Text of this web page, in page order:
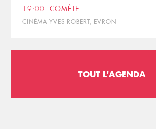
19:00 COMÈTE
CINÉMA YVES ROBERT, EVRON
TOUT L'AGENDA